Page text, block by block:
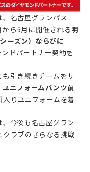
名古屋グランパス
ら6月に開催される明
ーズン） ならびに
ドパートナー契約を
引き続きチームをサ
ユニフォームパンツ前
入りユニフォームを着
今後も名古屋グラン
クラブのさらなる挑戦